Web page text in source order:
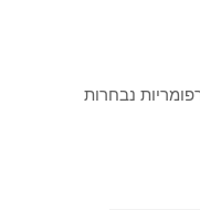
נבחרות